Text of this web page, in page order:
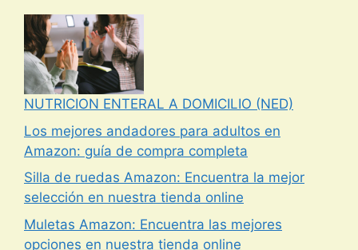
NUTRICION ENTERAL A DOMICILIO (NED)
Los mejores andadores para adultos en
Amazon: guía de compra completa
Silla de ruedas Amazon: Encuentra la mejor
selección en nuestra tienda online
Muletas Amazon: Encuentra las mejores
opciones en nuestra tienda online